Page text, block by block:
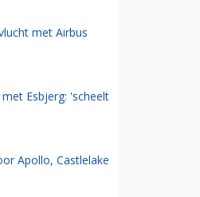
met Airbus
Esbjerg: 'scheelt
Apollo, Castlelake